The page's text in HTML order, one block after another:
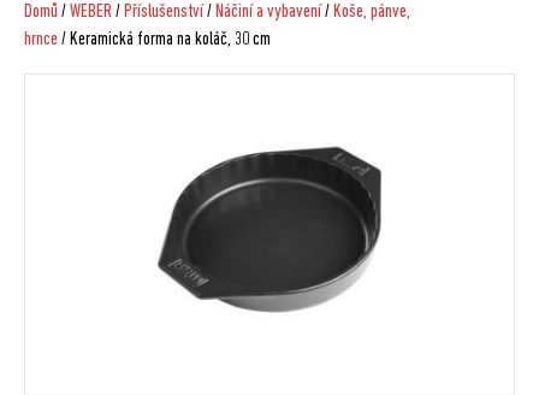
Domů /WEBER/ Příslušenství/ Náčiní a vybavení/ Koše, pánve,
hrnce / Keramická forma na koláč, 30 cm